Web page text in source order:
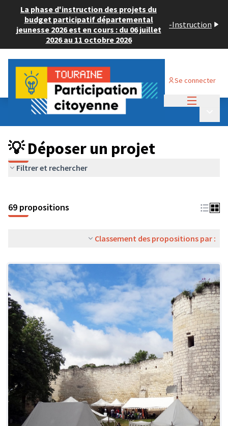
La phase d'instruction des projets du
budget participatif départemental
jeunesse 2026 est en cours : du 06 juillet
2026 au 11 octobre 2026
-Instruction
Se connecter
Budget Participatif ADULTE 2024
💡 Déposer un projet
💡 Déposer un projet
Filtrer et rechercher
69 propositions
Classement des propositions par :